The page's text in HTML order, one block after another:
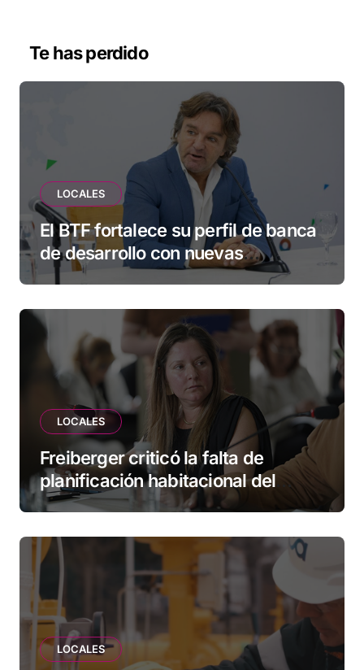
Te has perdido
LOCALES
El BTF fortalece su perfil de banca
de desarrollo con nuevas
herramientas para familias y
LOCALES
Freiberger criticó la falta de
planificación habitacional del
Municipio: “Vuoto deja afuera a
esperando”
LOCALES